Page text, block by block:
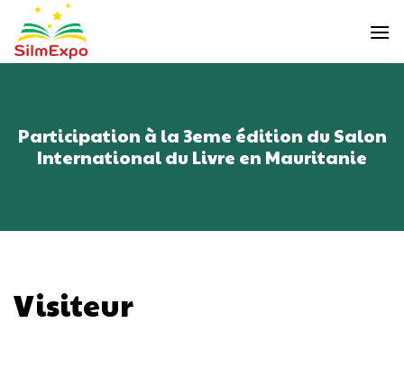
content
Participation à la 3eme édition du Salon
International du Livre en Mauritanie
Visiteur